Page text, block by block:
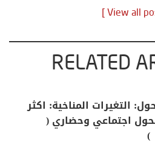
RELATED
التغيرات المناخية: اكثر
اجتماعي وحضاري (
)